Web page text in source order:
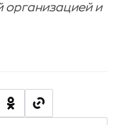
организацией и